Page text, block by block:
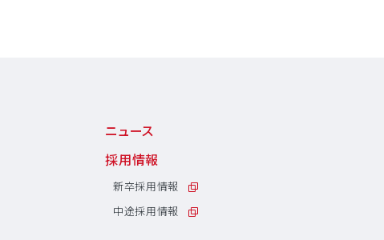
ニュース
採用情報
新卒採用情報
中途採用情報